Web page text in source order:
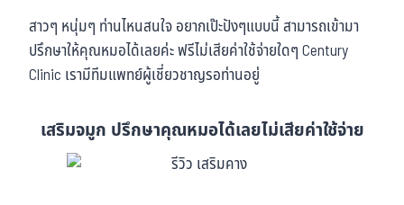
สาวๆ หนุ่มๆ ท่านไหนสนใจ อยากเป๊ะปังๆแบบนี้ สามารถเข้ามา
ปรึกษาให้คุณหมอได้เลยค่ะ ฟรีไม่เสียค่าใช้จ่ายใดๆ Century
Clinic เรามีทีมแพทย์ผู้เชี่ยวชาญรอท่านอยู่
เสริมจมูก ปรึกษาคุณหมอได้เลยไม่เสียค่าใช้จ่าย